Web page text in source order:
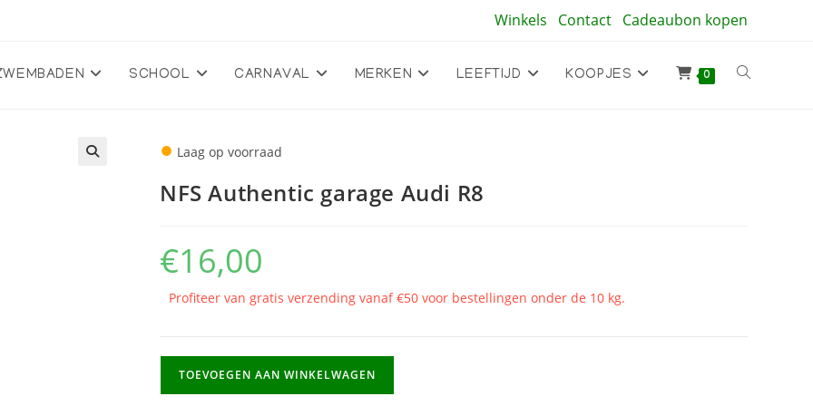
Winkels Contact Cadeaubon kopen
SCHOOL CARNAVAL MERKEN LEEFTIJD KOOPJES 0 Toggle
● Laag op voorraad
NFS Authentic garage Audi R8
€16,00
Profiteer van gratis verzending vanaf €50 voor bestellingen onder de 10 kg.
TOEVOEGEN AAN WINKELWAGEN